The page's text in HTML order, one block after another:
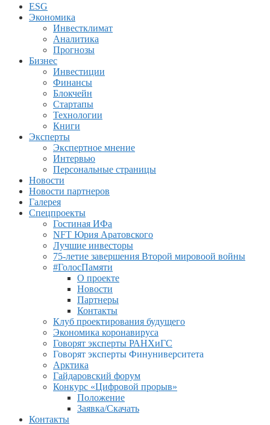
ESG
Экономика
Инвестклимат
Аналитика
Прогнозы
Бизнес
Инвестиции
Финансы
Блокчейн
Стартапы
Технологии
Книги
Эксперты
Экспертное мнение
Интервью
Персональные страницы
Новости
Новости партнеров
Галерея
Спецпроекты
Гостиная ИФа
NFT Юрия Аратовского
Лучшие инвесторы
75-летие завершения Второй мировоой войны
#ГолосПамяти
О проекте
Новости
Партнеры
Контакты
Клуб проектирования будущего
Экономика коронавируса
Говорят эксперты РАНХиГС
Говорят эксперты Финуниверситета
Арктика
Гайдаровский форум
Конкурс «Цифровой прорыв»
Положение
Заявка/Скачать
Контакты